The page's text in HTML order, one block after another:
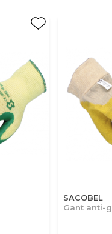
SACOBEL
Gant anti-